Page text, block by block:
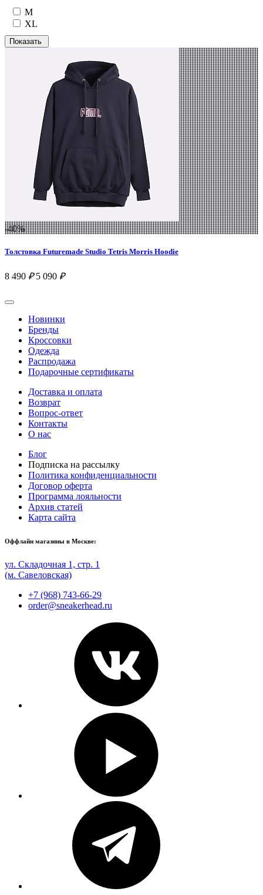
M
XL
-40%
Толстовка Futuremade Studio Tetris Morris Hoodie
8 490 ₽ 5 090 ₽
Новинки
Бренды
Кроссовки
Одежда
Распродажа
Подарочные сертификаты
Доставка и оплата
Возврат
Вопрос-ответ
Контакты
О нас
Блог
Подписка на рассылку
Политика конфиденциальности
Договор оферта
Программа лояльности
Архив статей
Карта сайта
Оффлайн магазины в Москве:
ул. Складочная 1, стр. 1
(м. Савеловская)
+7 (968) 743-66-29
order@sneakerhead.ru